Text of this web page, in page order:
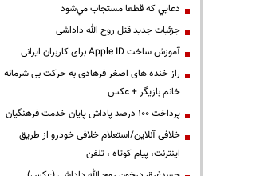
دعايي كه قطعا مستجاب مي‌شود
جزئیات جدید قتل روح الله داداشی
آموزش ساخت Apple ID برای کاربران ایرانی
راز خنده های اصغر فرهادی به حرکت بی شرمانه
خانم بازیگر + عکس
پرداخت ۱۰۰ درصد پاداش پایان خدمت فرهنگیان
خلافی آنلاین/استعلام خلافی خودرو از طریق
اینترنت، پیام کوتاه ، تلفن